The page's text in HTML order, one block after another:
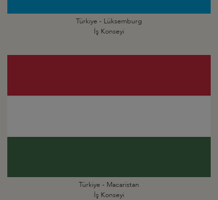
Türkiye - Lüksemburg
İş Konseyi
Türkiye - Macaristan
İş Konseyi